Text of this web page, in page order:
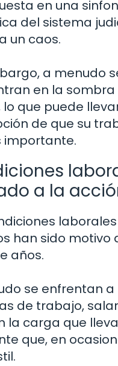
en una
del sistema
un caos.
a menudo
en la sombra
lo que puede
de que su
importante.
a la
han sido motivo
años.
se enfrentan
de trabajo,
la carga que
que, en